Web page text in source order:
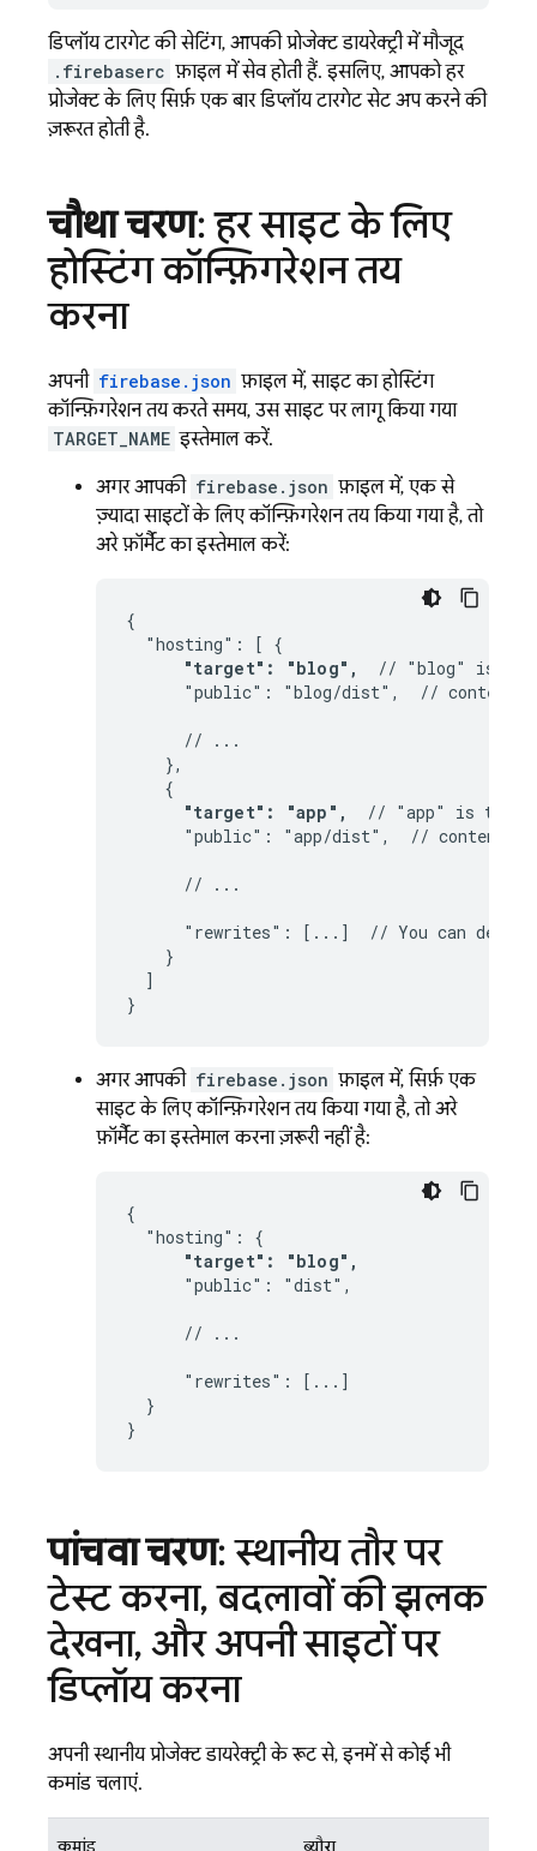
डिप्लॉय टारगेट की सेटिंग, आपकी प्रोजेक्ट डायरेक्ट्री में मौजूद
.firebaserc फ़ाइल में सेव होती हैं. इसलिए, आपको हर
प्रोजेक्ट के लिए सिर्फ़ एक बार डिप्लॉय टारगेट सेट अप करने की
ज़रूरत होती है.
चौथा चरण: हर साइट के लिए
होस्टिंग कॉन्फ़िगरेशन तय
करना
अपनी firebase.json फ़ाइल में, साइट का होस्टिंग
कॉन्फ़िगरेशन तय करते समय, उस साइट पर लागू किया गया
TARGET_NAME इस्तेमाल करें.
अगर आपकी firebase.json फ़ाइल में, एक से
ज़्यादा साइटों के लिए कॉन्फ़िगरेशन तय किया गया है, तो
अरे फ़ॉर्मैट का इस्तेमाल करें:
{
  "hosting": [ {
"target": "blog",
// "blog" is
"public": "blog/dist",  // contents
      // ...
    },
    {
"target": "app",
// "app" is the
"public": "app/dist",  // contents
      // ...
"rewrites": [...]  // You can
    }
  ]
}
अगर आपकी firebase.json फ़ाइल में, सिर्फ़ एक
साइट के लिए कॉन्फ़िगरेशन तय किया गया है, तो अरे
फ़ॉर्मैट का इस्तेमाल करना ज़रूरी नहीं है:
{
  "hosting": {
"target": "blog",
      "public": "dist",
      // ...
      "rewrites": [...]
  }
}
पांचवा चरण: स्थानीय तौर पर
टेस्ट करना,बदलावों की झलक
देखना, और अपनी साइटों पर
डिप्लॉय करना
अपनी स्थानीय प्रोजेक्ट डायरेक्ट्री के रूट से, इनमें से कोई भी
कमांड चलाएं.
कमांड ब्यौरा